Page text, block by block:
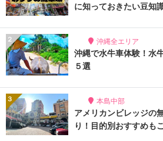
に知っておきたい豆知
沖縄全エリア
沖縄で水牛車体験！水
５選
本島中部
アメリカンビレッジの
り！目的別おすすめも